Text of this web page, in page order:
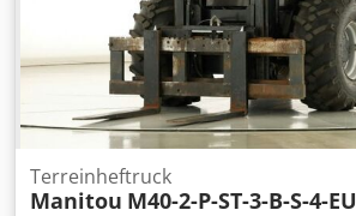
Terreinheftruck
Manitou M40-2-P-ST-3-B-S-4-EU